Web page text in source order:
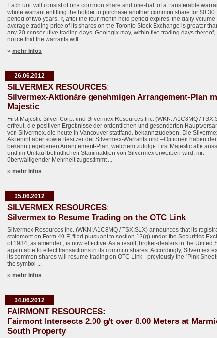
Each unit will consist of one common share and one-half of a transferable
whole warrant entitling the holder to purchase another common share for $0.30
period of two years. If, after the four month hold period expires, the daily
average trading price of its shares on the Toronto Stock Exchange is greater
any 20 consecutive trading days, Geologix may, within five trading days thereof,
notice that the warrants will ...
» mehr Infos
26.06.2012
SILVERMEX RESOURCES:
Silvermex-Aktionäre genehmigen Arrangement-Plan
Majestic
First Majestic Silver Corp. und Silvermex Resources Inc. (WKN: A1C8MQ /
erfreut, die positiven Ergebnisse der ordentlichen und gesonderten
von Silvermex, die heute in Vancouver stattfand, bekanntzugeben. Die
Aktieninhaber sowie Besitzer der Silvermex-Warrants und –Optionen haben
bekanntgegebenen Arrangement-Plan, welchem zufolge First Majestic alle
und im Umlauf befindlichen Stammaktien von Silvermex erwerben wird, mit
überwältigender Mehrheit zugestimmt ...
» mehr Infos
05.06.2012
SILVERMEX RESOURCES:
Silvermex to Resume Trading on the OTC Link
Silvermex Resources Inc. (WKN: A1C8MQ / TSX:SLX) announces that its
statement on Form 40-F, filed pursuant to section 12(g) under the Securities
of 1934, as amended, is now effective. As a result, broker-dealers in the United
again able to effect transactions in its common shares. Accordingly, Silvermex
its common shares will resume trading on OTC Link - previously the "Pink
the symbol ...
» mehr Infos
04.06.2012
FAIRMONT RESOURCES:
Fairmont Intersects 2.00 g/t over 8.00 Meters at
South Property